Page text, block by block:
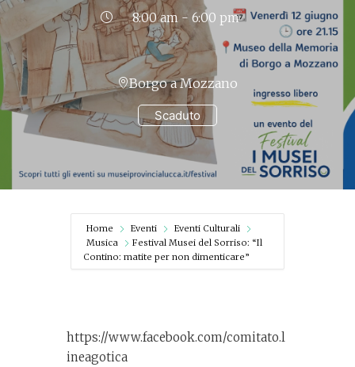
Scaduto
8:00 am - 6:00 pm
Borgo a Mozzano
Home Eventi
Eventi Culturali
Musica
Festival Musei del Sorriso: “Il
Contino: matite per non dimenticare”
https://www.facebook.com/comitato.l
ineagotica